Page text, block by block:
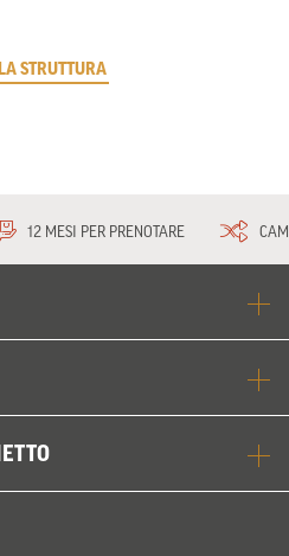
STRUTTURA
12 MESI PER PRENOTARE